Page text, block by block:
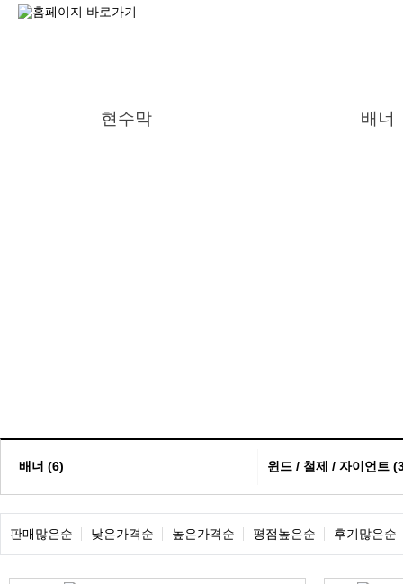
현수막 배너
배너 (6) 윈드 / 철제 / 자이언트
판매많은순 낮은가격순 높은가격순 평점높은순 후기많은순